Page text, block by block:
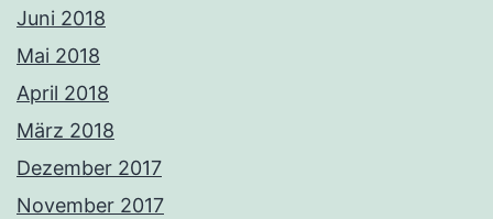
Juni 2018
Mai 2018
April 2018
März 2018
Dezember 2017
November 2017